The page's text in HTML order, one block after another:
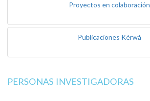
Proyectos en colaboración
Publicaciones Kérwá
PERSONAS INVESTIGADORAS